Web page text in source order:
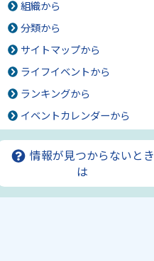
組織から
分類から
サイトマップから
ライフイベントから
ランキングから
イベントカレンダーから
情報が見つからないとき
は